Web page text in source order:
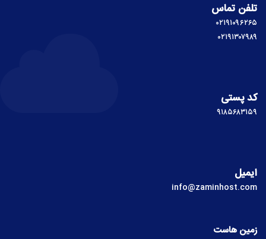
تلفن تماس
۰۲۱۹۱۰۹۶۲۶۵
۰۲۱۹۱۳۰۷۹۸۹
کد پستی
۹۱۸۵۶۸۳۱۵۹
ایمیل
info@zaminhost.com
زمین هاست